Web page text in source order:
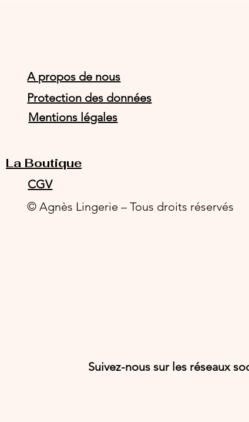
A propos de nous
Protection des données
Mentions légales
CGV
© Agnès Lingerie – Tous droits réservés
Suivez-nous sur les réseaux
La Boutique